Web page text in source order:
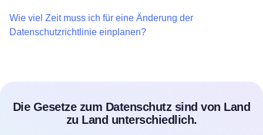
Wie viel Zeit muss ich für eine Änderung der
Datenschutzrichtlinie einplanen?
Die Gesetze zum Datenschutz sind von Land
zu Land unterschiedlich.